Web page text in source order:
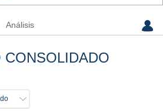
Análisis
CONSOLIDADO